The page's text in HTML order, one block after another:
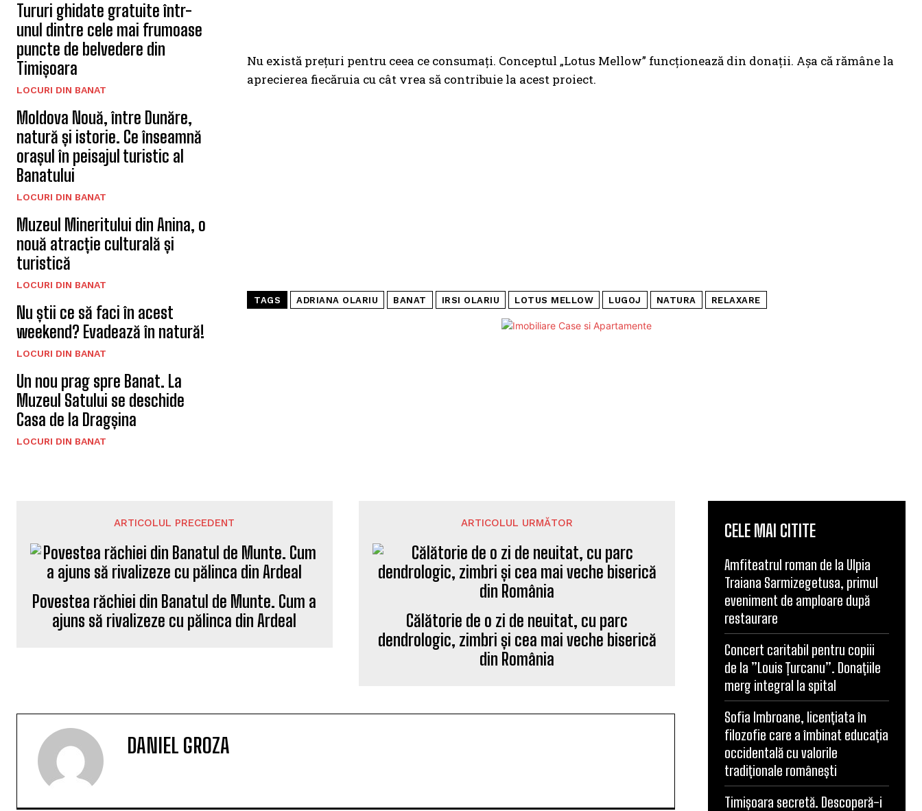
Tururi ghidate gratuite într-
unul dintre cele mai frumoase
puncte de belvedere din
Timișoara
LOCURI DIN BANAT
Moldova Nouă, între Dunăre,
natură și istorie. Ce înseamnă
orașul în peisajul turistic al
Banatului
LOCURI DIN BANAT
Muzeul Mineritului din Anina, o
nouă atracție culturală și
turistică
LOCURI DIN BANAT
Nu știi ce să faci în acest
weekend? Evadează în natură!
LOCURI DIN BANAT
Un nou prag spre Banat. La
Muzeul Satului se deschide
Casa de la Dragșina
LOCURI DIN BANAT
Nu există prețuri pentru ceea ce consumați. Conceptul „Lotus Mellow” funcționează din donații. Așa că rămâne la
aprecierea fiecăruia cu cât vrea să contribuie la acest proiect.
TAGS ADRIANA OLARIU BANAT IRSI OLARIU LOTUS MELLOW LUGOJ NATURA RELAXARE
ARTICOLUL PRECEDENT
Povestea răchiei din Banatul de Munte. Cum a
ajuns să rivalizeze cu pălinca din Ardeal
ARTICOLUL URMĂTOR
Călătorie de o zi de neuitat, cu parc
dendrologic, zimbri și cea mai veche biserică
din România
DANIEL GROZA
CELE MAI CITITE
Amfiteatrul roman de la Ulpia
Traiana Sarmizegetusa, primul
eveniment de amploare după
restaurare
Concert caritabil pentru copiii
de la ”Louis Țurcanu”. Donațiile
merg integral la spital
Sofia Imbroane, licențiata în
filozofie care a îmbinat educația
occidentală cu valorile
tradiționale românești
Timișoara secretă. Descoperă-i